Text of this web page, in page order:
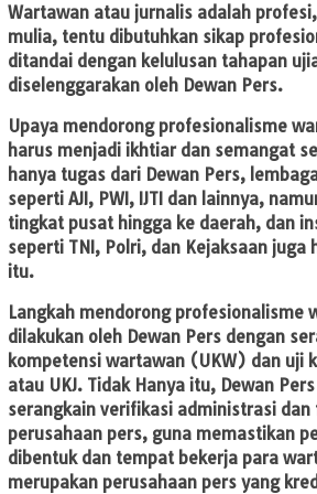
Wartawan atau jurnalis adalah
mulia, tentu dibutuhkan sikap
ditandai dengan kelulusan tahapan
diselenggarakan oleh Dewan Pers.
Upaya mendorong profesionalisme
harus menjadi ikhtiar dan semangat
hanya tugas dari Dewan Pers,
seperti AJI, PWI, IJTI dan lainnya,
tingkat pusat hingga ke daerah, dan
seperti TNI, Polri, dan Kejaksaan juga
itu.
Langkah mendorong profesionalisme
dilakukan oleh Dewan Pers dengan
kompetensi wartawan (UKW) dan uji
atau UKJ. Tidak Hanya itu, Dewan
serangkain verifikasi administrasi
perusahaan pers, guna memastikan
dibentuk dan tempat bekerja para
merupakan perusahaan pers yang